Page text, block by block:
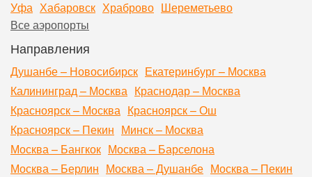
Уфа Хабаровск Храброво Шереметьево
Все аэропорты
Направления
Душанбе – Новосибирск Екатеринбург – Москва
Калининград – Москва Краснодар – Москва
Красноярск – Москва Красноярск – Ош
Красноярск – Пекин Минск – Москва
Москва – Бангкок Москва – Барселона
Москва – Берлин Москва – Душанбе Москва – Пекин